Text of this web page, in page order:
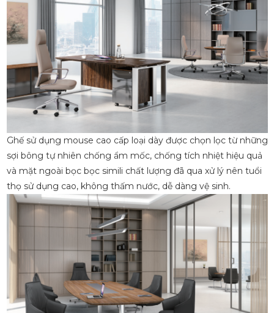
Ghế sử dụng mouse cao cấp loại dày được chọn lọc từ những
sợi bông tự nhiên chống ẩm mốc, chống tích nhiệt hiệu quả
và mặt ngoài bọc bọc simili chất lượng đã qua xử lý nên tuổi
thọ sử dụng cao, không thấm nước, dễ dàng vệ sinh.